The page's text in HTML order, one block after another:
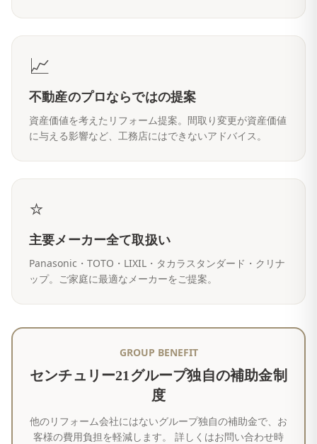
📈
不動産のプロならではの提案
資産価値を考えたリフォーム提案。間取り変更が資産価値
に与える影響など、工務店にはできないアドバイス。
⭐
主要メーカー全て取扱い
Panasonic・TOTO・LIXIL・タカラスタンダード・クリナ
ップ。ご家庭に最適なメーカーをご提案。
GROUP BENEFIT
センチュリー21グループ独自の補助金制
度
他のリフォーム会社にはないグループ独自の補助金で、お
客様の費用負担を軽減します。 詳しくはお問い合わせ時